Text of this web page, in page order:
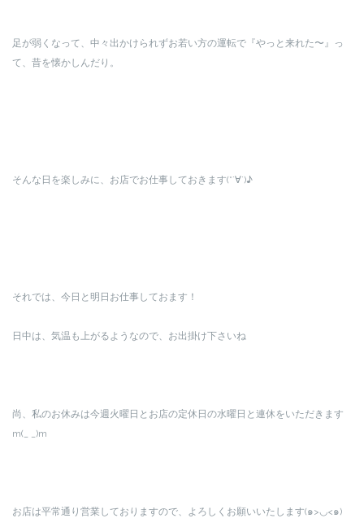
足が弱くなって、中々出かけられずお若い方の運転で『やっと来れた〜』っ
て、昔を懐かしんだり。
そんな日を楽しみに、お店でお仕事しておきます(*´∀`)♪
それでは、今日と明日お仕事しておます！
日中は、気温も上がるようなので、お出掛け下さいね
尚、私のお休みは今週火曜日とお店の定休日の水曜日と連休をいただきます
m(_ _)m
お店は平常通り営業しておりますので、よろしくお願いいたします(๑>◡<๑)